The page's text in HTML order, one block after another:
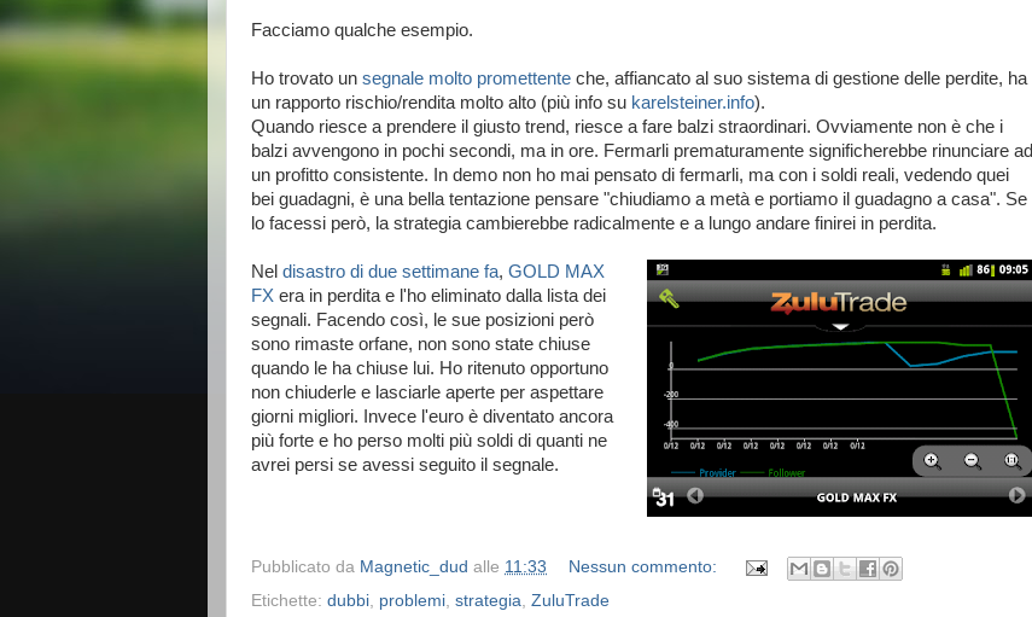
Facciamo qualche esempio.
Ho trovato un segnale molto promettente che, affiancato al suo sistema di gestione delle perdite, ha
un rapporto rischio/rendita molto alto (più info su karelsteiner.info).
Quando riesce a prendere il giusto trend, riesce a fare balzi straordinari. Ovviamente non è che i
balzi avvengono in pochi secondi, ma in ore. Fermarli prematuramente significherebbe rinunciare ad
un profitto consistente. In demo non ho mai pensato di fermarli, ma con i soldi reali, vedendo quei
bei guadagni, è una bella tentazione pensare "chiudiamo a metà e portiamo il guadagno a casa". Se
lo facessi però, la strategia cambierebbe radicalmente e a lungo andare finirei in perdita.
Nel disastro di due settimane fa, GOLD MAX
FX era in perdita e l'ho eliminato dalla lista dei
segnali. Facendo così, le sue posizioni però
sono rimaste orfane, non sono state chiuse
quando le ha chiuse lui. Ho ritenuto opportuno
non chiuderle e lasciarle aperte per aspettare
giorni migliori. Invece l'euro è diventato ancora
più forte e ho perso molti più soldi di quanti ne
avrei persi se avessi seguito il segnale.
Pubblicato da Magnetic_dud alle 11:33
Nessun commento:
Etichette: dubbi, problemi, strategia, ZuluTrade